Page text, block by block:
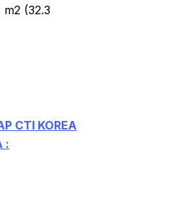
(32.3
CTI KOREA
: